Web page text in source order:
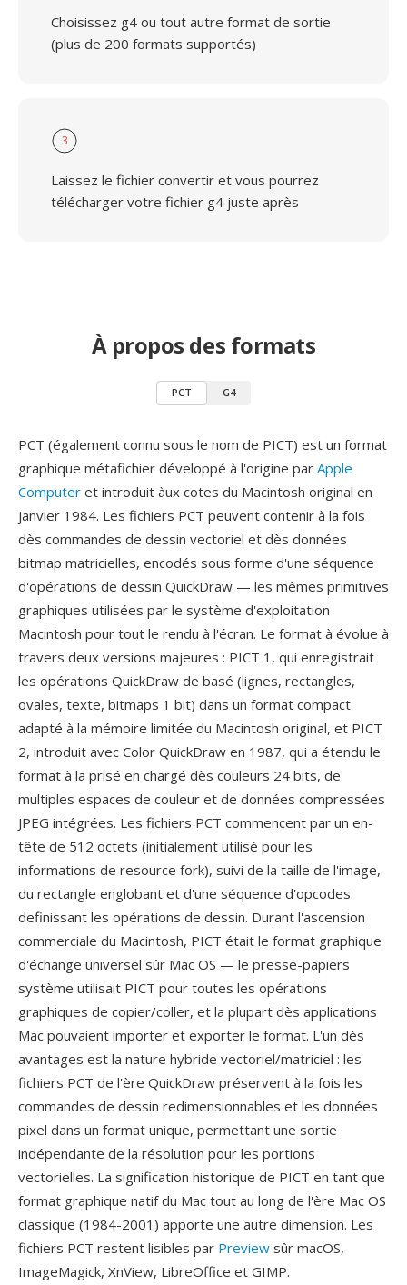
Choisissez g4 ou tout autre format de sortie
(plus de 200 formats supportés)
3
Laissez le fichier convertir et vous pourrez
télécharger votre fichier g4 juste après
À propos des formats
PCT G4
PCT (également connu sous le nom de PICT) est un format
graphique métafichier développé à l'origine par Apple
Computer et introduit àux cotes du Macintosh original en
janvier 1984. Les fichiers PCT peuvent contenir à la fois
dès commandes de dessin vectoriel et dès données
bitmap matricielles, encodés sous forme d'une séquence
d'opérations de dessin QuickDraw — les mêmes primitives
graphiques utilisées par le système d'exploitation
Macintosh pour tout le rendu à l'écran. Le format à évolue à
travers deux versions majeures : PICT 1, qui enregistrait
les opérations QuickDraw de basé (lignes, rectangles,
ovales, texte, bitmaps 1 bit) dans un format compact
adapté à la mémoire limitée du Macintosh original, et PICT
2, introduit avec Color QuickDraw en 1987, qui a étendu le
format à la prisé en chargé dès couleurs 24 bits, de
multiples espaces de couleur et de données compressées
JPEG intégrées. Les fichiers PCT commencent par un en-
tête de 512 octets (initialement utilisé pour les
informations de resource fork), suivi de la taille de l'image,
du rectangle englobant et d'une séquence d'opcodes
definissant les opérations de dessin. Durant l'ascension
commerciale du Macintosh, PICT était le format graphique
d'échange universel sûr Mac OS — le presse-papiers
système utilisait PICT pour toutes les opérations
graphiques de copier/coller, et la plupart dès applications
Mac pouvaient importer et exporter le format. L'un dès
avantages est la nature hybride vectoriel/matriciel : les
fichiers PCT de l'ère QuickDraw préservent à la fois les
commandes de dessin redimensionnables et les données
pixel dans un format unique, permettant une sortie
indépendante de la résolution pour les portions
vectorielles. La signification historique de PICT en tant que
format graphique natif du Mac tout au long de l'ère Mac OS
classique (1984-2001) apporte une autre dimension. Les
fichiers PCT restent lisibles par Preview sûr macOS,
ImageMagick, XnView, LibreOffice et GIMP.